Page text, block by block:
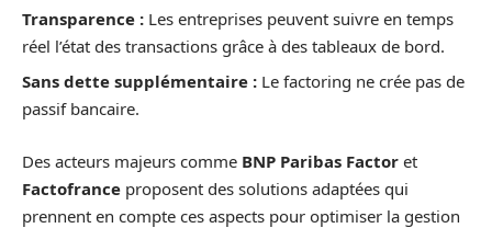
Transparence : Les entreprises peuvent suivre en temps
réel l’état des transactions grâce à des tableaux de bord.
Sans dette supplémentaire : Le factoring ne crée pas de
passif bancaire.
Des acteurs majeurs comme BNP Paribas Factor et
Factofrance proposent des solutions adaptées qui
prennent en compte ces aspects pour optimiser la gestion